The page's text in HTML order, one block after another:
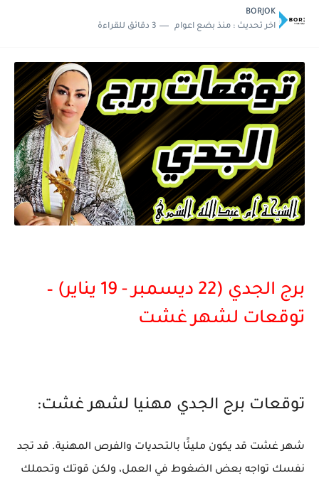
BORJOK
اخر تحديث : منذ بضع اعوام 3 دقائق للقراءة
برج الجدي (22 ديسمبر - 19 يناير) –
توقعات لشهر غشت
توقعات برج الجدي مهنيا لشهر غشت:
شهر غشت قد يكون مليئًا بالتحديات والفرص المهنية. قد تجد
نفسك تواجه بعض الضغوط في العمل، ولكن قوتك وتحملك